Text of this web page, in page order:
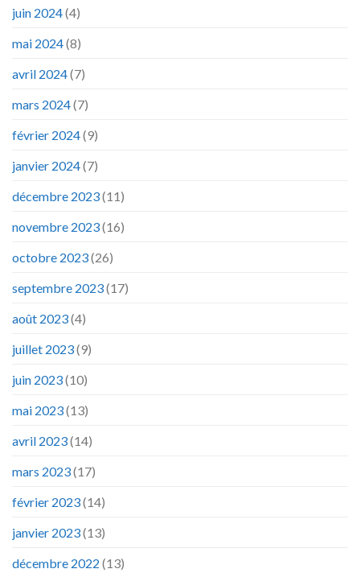
juin 2024(4)
mai 2024(8)
avril 2024(7)
mars 2024(7)
février 2024(9)
janvier 2024(7)
décembre 2023(11)
novembre 2023(16)
octobre 2023(26)
septembre 2023(17)
août 2023(4)
juillet 2023(9)
juin 2023(10)
mai 2023(13)
avril 2023(14)
mars 2023(17)
février 2023(14)
janvier 2023(13)
décembre 2022 (13)